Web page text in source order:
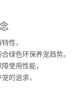
性，
绿色环保养宠趋势。
使用性能，
的追求，